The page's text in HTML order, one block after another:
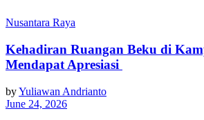
Nusantara Raya
Kehadiran Ruangan Beku di
Mendapat Apresiasi
byYuliawan Andrianto
June 24, 2026